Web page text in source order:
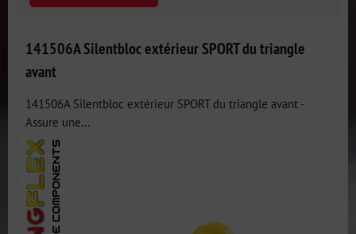
141506A Silentbloc extérieur SPORT du triangle
avant
141506A Silentbloc extérieur SPORT du triangle avant -
Assure une...